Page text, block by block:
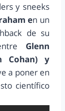
y sneeks
en un
de su
Glenn
Cohan) y
a poner en
científico